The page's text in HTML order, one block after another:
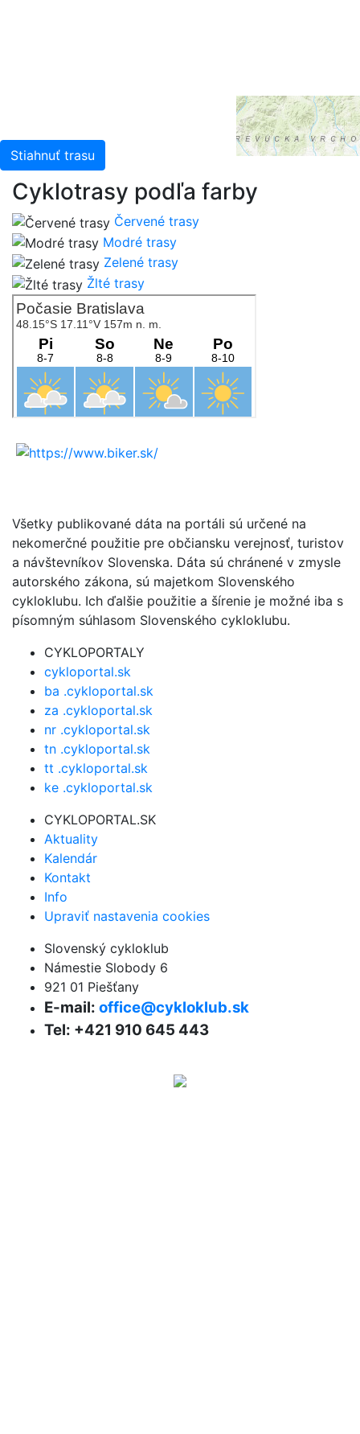
Stiahnuť trasu
Cyklotrasy podľa farby
Červené trasy
Modré trasy
Zelené trasy
Žlté trasy
Všetky publikované dáta na portáli sú určené na
nekomerčné použitie pre občiansku verejnosť, turistov
a návštevníkov Slovenska. Dáta sú chránené v zmysle
autorského zákona, sú majetkom Slovenského
cykloklubu. Ich ďalšie použitie a šírenie je možné iba s
písomným súhlasom Slovenského cykloklubu.
CYKLOPORTALY
cykloportal.sk
ba .cykloportal.sk
za .cykloportal.sk
nr .cykloportal.sk
tn .cykloportal.sk
tt .cykloportal.sk
ke .cykloportal.sk
CYKLOPORTAL.SK
Aktuality
Kalendár
Kontakt
Info
Upraviť nastavenia cookies
Slovenský cykloklub
Námestie Slobody 6
921 01 Piešťany
E-mail: office@cykloklub.sk
Tel: +421 910 645 443